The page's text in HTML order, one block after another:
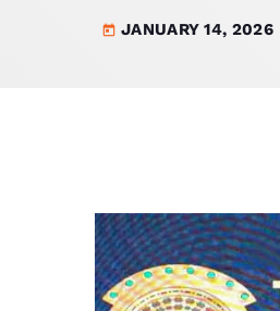
today JANUARY 14, 2026